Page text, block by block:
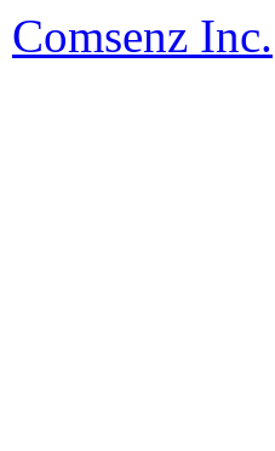
Comsenz Inc.